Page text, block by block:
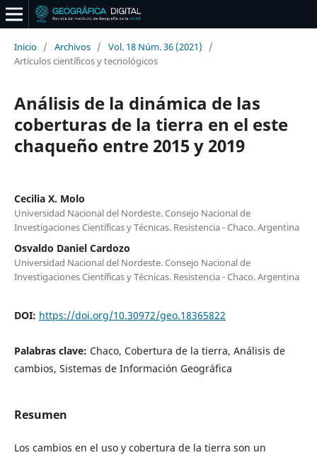
Inicio / Archivos / Vol. 18 Núm. 36 (2021)
/
Artículos científicos y tecnológicos
Análisis de la dinámica de las
coberturas de la tierra en el este
chaqueño entre 2015 y 2019
Cecilia X. Molo
Universidad Nacional del Nordeste. Consejo Nacional de
Investigaciones Científicas y Técnicas. Resistencia - Chaco. Argentina
Osvaldo Daniel Cardozo
Universidad Nacional del Nordeste. Consejo Nacional de
Investigaciones Científicas y Técnicas. Resistencia - Chaco. Argentina
DOI: https://doi.org/10.30972/geo.18365822
Palabras clave: Chaco, Cobertura de la tierra, Análisis de
cambios, Sistemas de Información Geográfica
Resumen
Los cambios en el uso y cobertura de la tierra son un